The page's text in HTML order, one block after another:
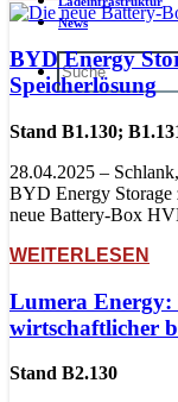
News
BYD Energy
Speicherlösung
Stand B1.130;
28.04.2025 –
BYD Energy Storage
neue Battery-Box
WEITERLESEN
Lumera Energy:
wirtschaftlicher
Stand B2.130